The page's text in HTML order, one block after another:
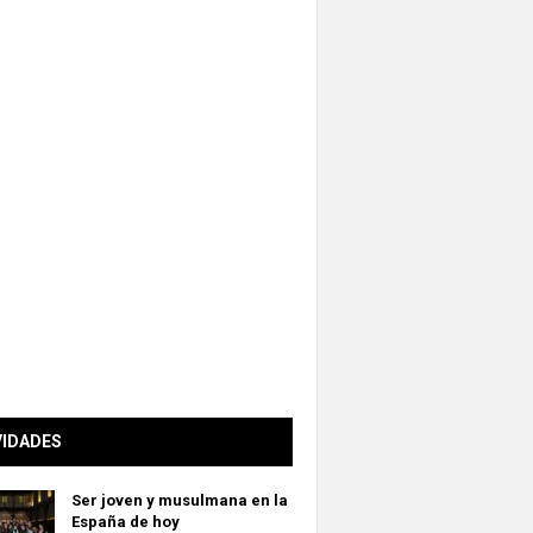
Ser joven y musulmana en la
España de hoy